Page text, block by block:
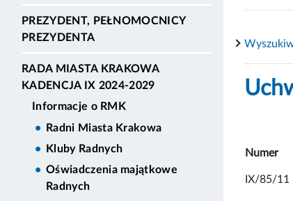
PREZYDENT, PEŁNOMOCNICY
PREZYDENTA
RADA MIASTA KRAKOWA
KADENCJA IX 2024-2029
Informacje o RMK
Radni Miasta Krakowa
Kluby Radnych
Oświadczenia majątkowe
Radnych
Numer
IX/85/11